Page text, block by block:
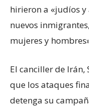
hirieron a «judíos
nuevos
mujeres y
El canciller de Irán,
que los ataques
detenga su